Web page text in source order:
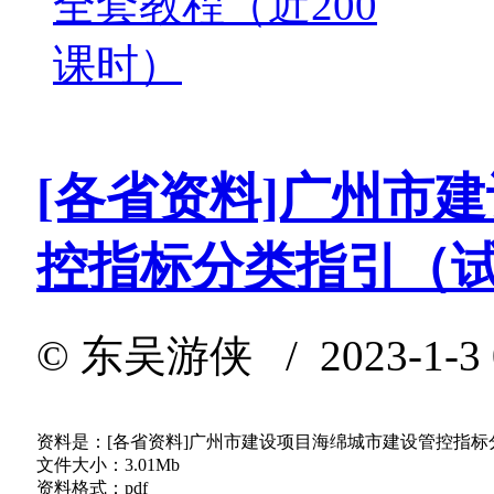
课时）
[各省资料]广州市
控指标分类指引（
© 东吴游侠 / 2023-1-
资料是：[各省资料]广州市建设项目海绵城市建设管控指
文件大小：3.01Mb
资料格式：pdf